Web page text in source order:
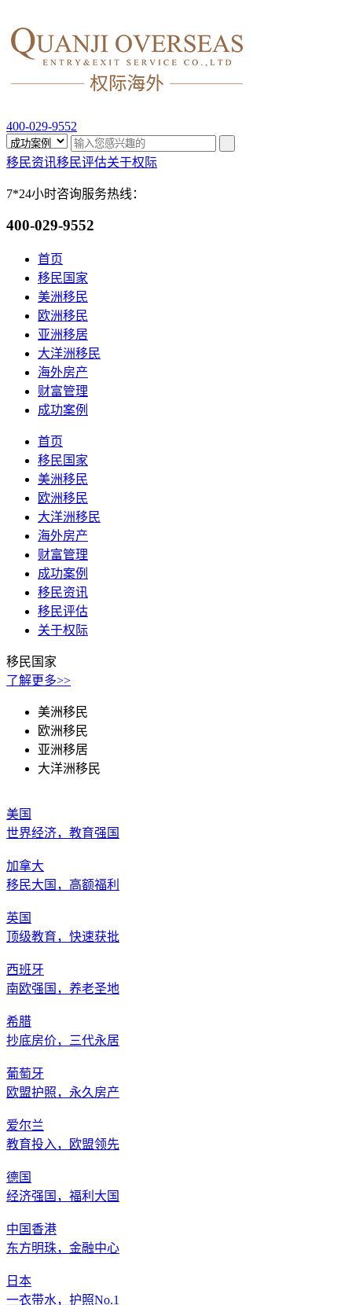
400-029-9552
移民资讯移民评估关于权际
7*24小时咨询服务热线：
400-029-9552
首页
移民国家
美洲移民
欧洲移民
亚洲移居
大洋洲移民
海外房产
财富管理
成功案例
首页
移民国家
美洲移民
欧洲移民
大洋洲移民
海外房产
财富管理
成功案例
移民资讯
移民评估
关于权际
移民国家
了解更多>>
美洲移民
欧洲移民
亚洲移居
大洋洲移民
美国
世界经济，教育强国
加拿大
移民大国，高额福利
英国
顶级教育，快速获批
西班牙
南欧强国，养老圣地
希腊
抄底房价，三代永居
葡萄牙
欧盟护照，永久房产
爱尔兰
教育投入，欧盟领先
德国
经济强国，福利大国
中国香港
东方明珠，金融中心
日本
一衣带水，护照No.1